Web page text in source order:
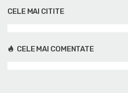
CELE MAI CITITE
CELE MAI COMENTATE